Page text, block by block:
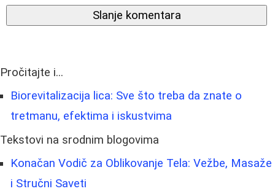
Slanje komentara
Pročitajte i...
Biorevitalizacija lica: Sve što treba da znate o
tretmanu, efektima i iskustvima
Tekstovi na srodnim blogovima
Konačan Vodič za Oblikovanje Tela: Vežbe, Masaže
i Stručni Saveti